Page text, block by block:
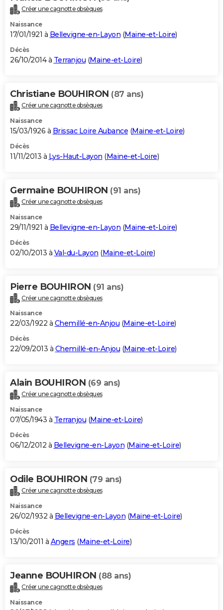
Créer une cagnotte obsèques
Naissance
17/01/1921 à Bellevigne-en-Layon (Maine-et-Loire)
Décès
26/10/2014 à Terranjou (Maine-et-Loire)
Christiane BOUHIRON (87 ans)
Créer une cagnotte obsèques
Naissance
15/03/1926 à Brissac Loire Aubance (Maine-et-Loire)
Décès
11/11/2013 à Lys-Haut-Layon (Maine-et-Loire)
Germaine BOUHIRON (91 ans)
Créer une cagnotte obsèques
Naissance
29/11/1921 à Bellevigne-en-Layon (Maine-et-Loire)
Décès
02/10/2013 à Val-du-Layon (Maine-et-Loire)
Pierre BOUHIRON (91 ans)
Créer une cagnotte obsèques
Naissance
22/03/1922 à Chemillé-en-Anjou (Maine-et-Loire)
Décès
22/09/2013 à Chemillé-en-Anjou (Maine-et-Loire)
Alain BOUHIRON (69 ans)
Créer une cagnotte obsèques
Naissance
07/05/1943 à Terranjou (Maine-et-Loire)
Décès
06/12/2012 à Bellevigne-en-Layon (Maine-et-Loire)
Odile BOUHIRON (79 ans)
Créer une cagnotte obsèques
Naissance
26/02/1932 à Bellevigne-en-Layon (Maine-et-Loire)
Décès
13/10/2011 à Angers (Maine-et-Loire)
Jeanne BOUHIRON (88 ans)
Créer une cagnotte obsèques
Naissance